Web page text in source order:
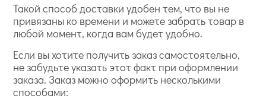
Такой способ доставки удобен тем, что вы не
привязаны ко времени и можете забрать товар в
любой момент, когда вам будет удобно.
Если вы хотите получить заказ самостоятельно,
не забудьте указать этот факт при оформлении
заказа. Заказ можно оформить несколькими
способами: